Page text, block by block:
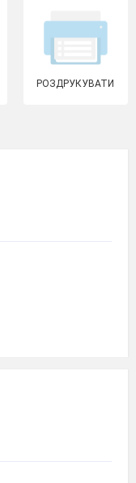
РОЗДРУКУВАТИ